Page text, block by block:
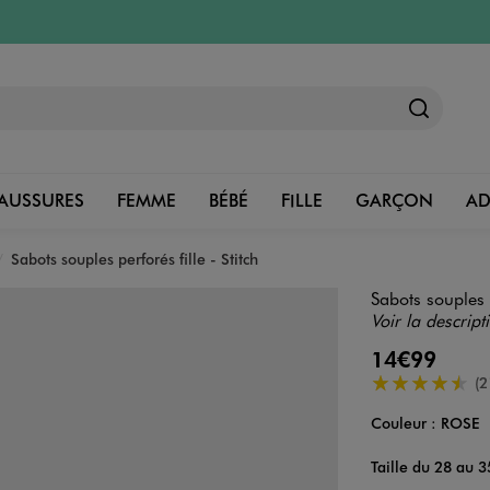
FEMME BÉBÉ FILLE GARÇON
Sabots souples perforés fille - Stitch
Sabots
Voir la
14€99
4.5/5 de
Couleur
Couleur : ROSE
Taille du 28 au